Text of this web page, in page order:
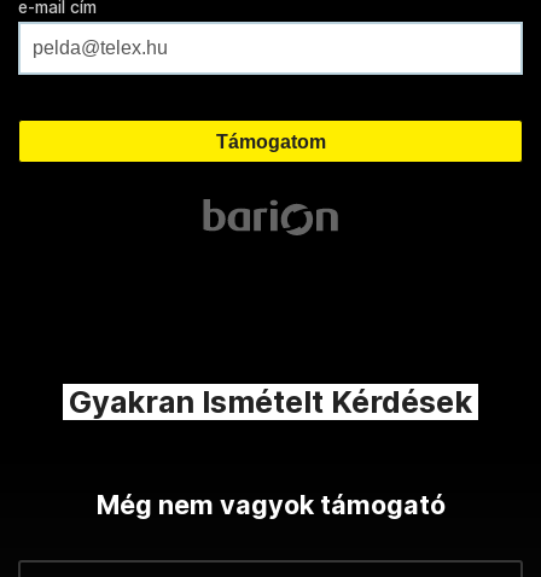
e-mail cím
Gyakran Ismételt Kérdések
Még nem vagyok támogató